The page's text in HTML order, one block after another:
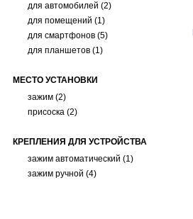
для автомобилей (2)
для помещений (1)
для смартфонов (5)
для планшетов (1)
МЕСТО УСТАНОВКИ
зажим (2)
присоска (2)
КРЕПЛЕНИЯ ДЛЯ УСТРОЙСТВА
зажим автоматический (1)
зажим ручной (4)